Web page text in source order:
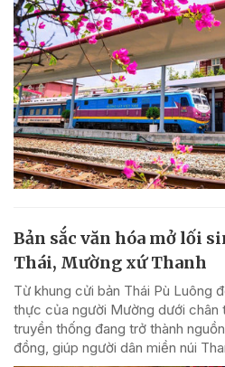
Bản sắc văn hóa mở lối
Thái, Mường xứ Thanh
Từ khung cửi bản Thái Pù Luông
thực của người Mường dưới chân
truyền thống đang trở thành
đồng, giúp người dân miền núi